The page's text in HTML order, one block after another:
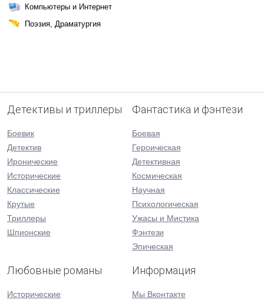
Компьютеры и Интернет
Поэзия, Драматургия
Детективы и триллеры
Боевик
Детектив
Иронические
Исторические
Классические
Крутые
Триллеры
Шпионские
Фантастика и фэнтези
Боевая
Героическая
Детективная
Космическая
Научная
Психологическая
Ужасы и Мистика
Фэнтези
Эпическая
Любовные романы
Исторические
Информация
Мы Вконтакте